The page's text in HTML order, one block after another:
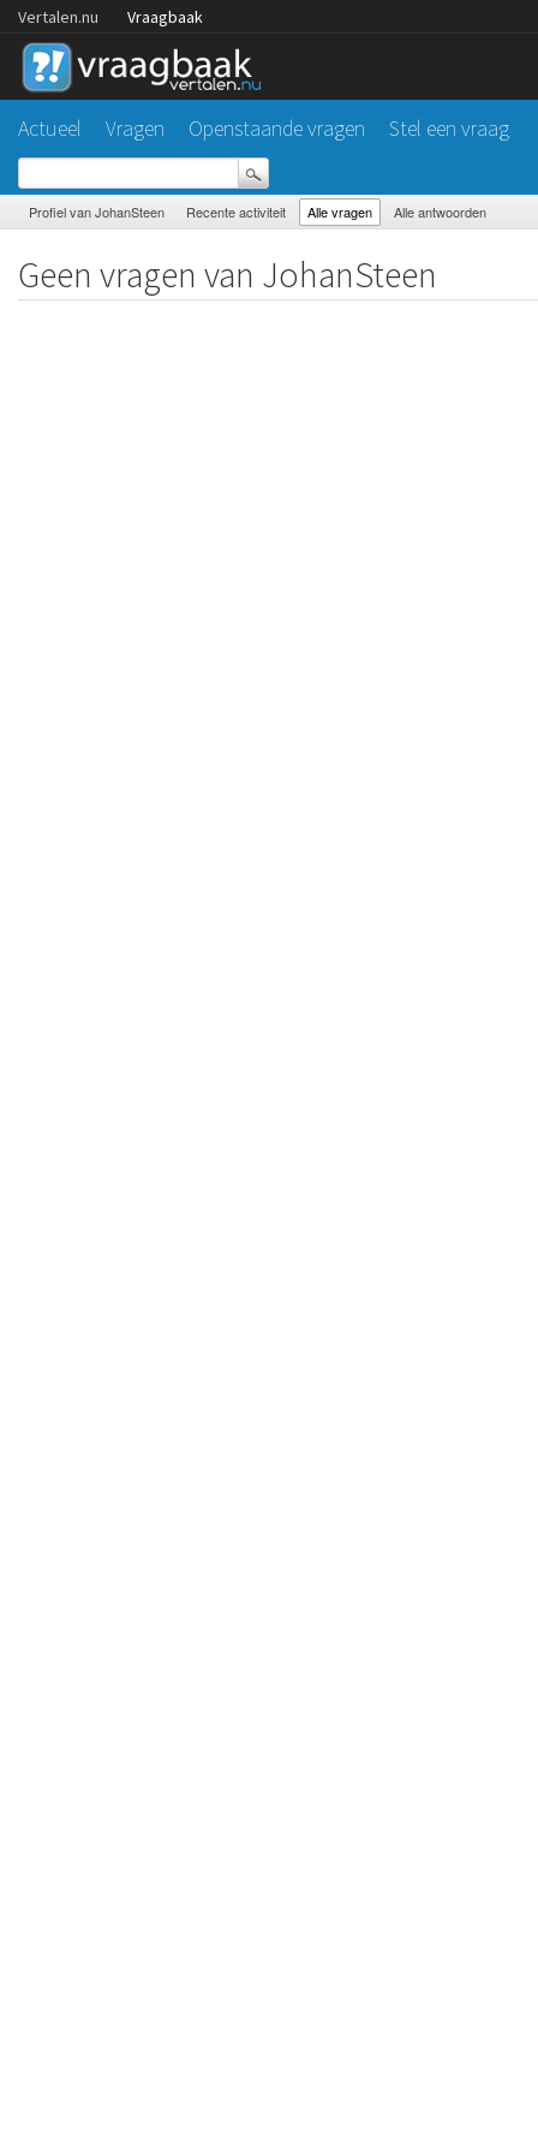
Vertalen.nu Vraagbaak
Actueel Vragen Openstaande vragen Stel een vraag
Profiel van JohanSteen Recente activiteit Alle vragen Alle antwoorden
Geen vragen van JohanSteen